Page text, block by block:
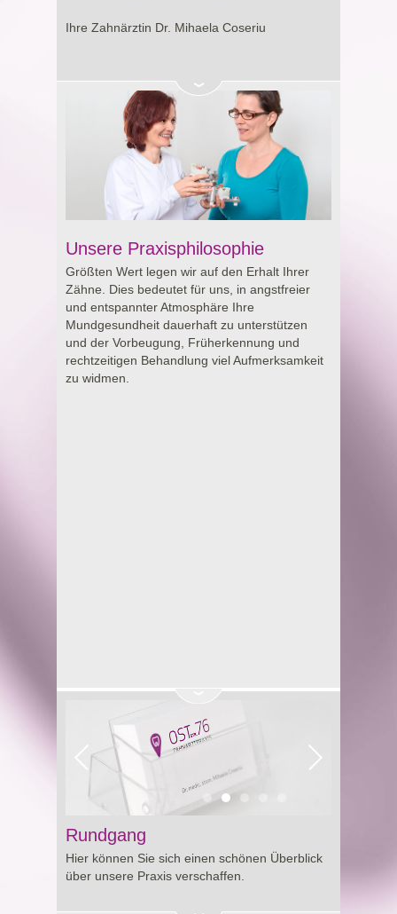
Ihre Zahnärztin Dr. Mihaela Coseriu
Unsere Praxisphilosophie
Größten Wert legen wir auf den Erhalt Ihrer
Zähne. Dies bedeutet für uns, in angstfreier
und entspannter Atmosphäre Ihre
Mundgesundheit dauerhaft zu unterstützen
und der Vorbeugung, Früherkennung und
rechtzeitigen Behandlung viel Aufmerksamkeit
zu widmen.
Rundgang
Hier können Sie sich einen schönen Überblick
über unsere Praxis verschaffen.